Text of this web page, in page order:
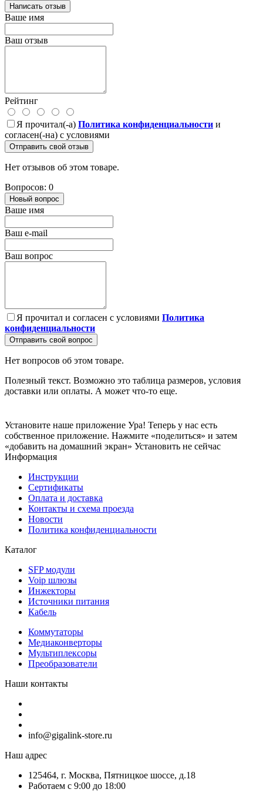
Написать отзыв
Ваше имя
Ваш отзыв
Рейтинг
Я прочитал(-а) Политика конфиденциальности и
согласен(-на) с условиями
Отправить свой отзыв
Нет отзывов об этом товаре.
Вопросов: 0
Новый вопрос
Ваше имя
Ваш e-mail
Ваш вопрос
Я прочитал и согласен с условиями Политика
конфиденциальности
Отправить свой вопрос
Нет вопросов об этом товаре.
Полезный текст. Возможно это таблица размеров, условия
доставки или оплаты. А может что-то еще.
Установите наше приложение Ура! Теперь у нас есть
собственное приложение. Нажмите «поделиться» и затем
«добавить на домашний экран» Установить не сейчас
Информация
Инструкции
Сертификаты
Оплата и доставка
Контакты и схема проезда
Новости
Политика конфиденциальности
Каталог
SFP модули
Voip шлюзы
Инжекторы
Источники питания
Кабель
Коммутаторы
Медиаконверторы
Мультиплексоры
Преобразователи
Наши контакты
info@gigalink-store.ru
Наш адрес
125464, г. Москва, Пятницкое шоссе, д.18
Работаем с 9:00 до 18:00